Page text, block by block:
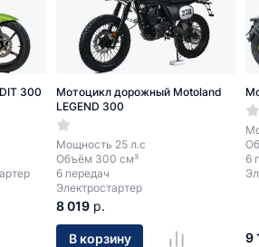
300
Мотоцикл дорожный Motoland
LEGEND 300
Мощность 25 л.с
Объём 300 см³
6 передач
Электростартер
8 019 р.
В корзину
6
9